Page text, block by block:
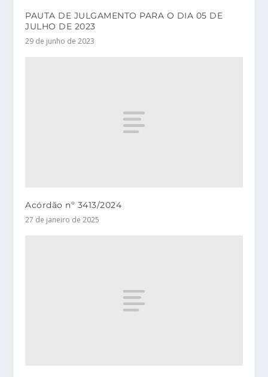
PAUTA DE JULGAMENTO PARA O DIA 05 DE
JULHO DE 2023
29 de junho de 2023
Acórdão nº 3413/2024
27 de janeiro de 2025